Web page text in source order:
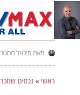
מאת מיכאל מסטר
ראשי » נכסים